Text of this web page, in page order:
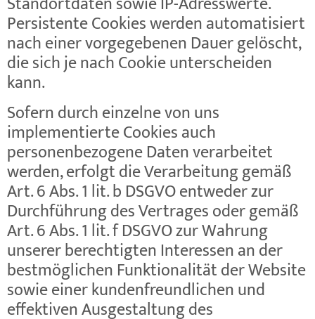
Persistente Cookies werden automatisiert
nach einer vorgegebenen Dauer gelöscht,
die sich je nach Cookie unterscheiden
kann.
Sofern durch einzelne von uns
implementierte Cookies auch
personenbezogene Daten verarbeitet
werden, erfolgt die Verarbeitung gemäß
Art. 6 Abs. 1 lit. b DSGVO entweder zur
Durchführung des Vertrages oder gemäß
Art. 6 Abs. 1 lit. f DSGVO zur Wahrung
unserer berechtigten Interessen an der
bestmöglichen Funktionalität der Website
sowie einer kundenfreundlichen und
effektiven Ausgestaltung des